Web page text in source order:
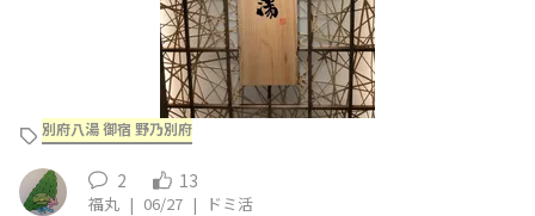
別府八湯 御宿 野乃別府
2 13
福丸 | 06/27 | ドミ活